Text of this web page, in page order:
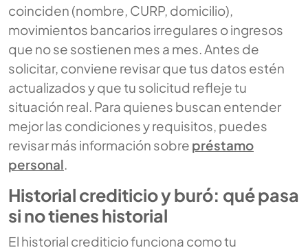
coinciden (nombre, CURP, domicilio),
movimientos bancarios irregulares o ingresos
que no se sostienen mes a mes. Antes de
solicitar, conviene revisar que tus datos estén
actualizados y que tu solicitud refleje tu
situación real. Para quienes buscan entender
mejor las condiciones y requisitos, puedes
revisar más información sobre préstamo
personal
Historial crediticio y buró: qué pasa
si no tienes historial
El historial crediticio funciona como tu